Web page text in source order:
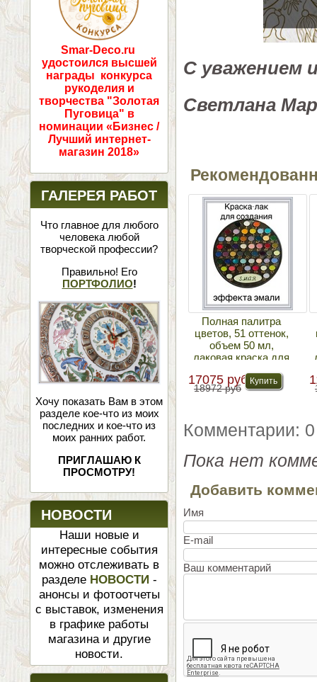
Smar-Deco.ru
удостоился высшей
награды конкурса
рукоделия и
творчества "Золотая
Пуговица" в
номинации «Бизнес /
Лучший интернет-
магазин 2018»
ГАЛЕРЕЯ РАБОТ
Что главное для любого
человека любой
творческой профессии?
Правильно! Его
ПОРТФОЛИО!
Хочу показать Вам в этом
разделе кое-что из моих
последних и кое-что из
моих ранних работ.
ПРИГЛАШАЮ К
ПРОСМОТРУ!
НОВОСТИ
Наши новые и
интересные события
можно отслеживать в
разделе НОВОСТИ -
анонсы и фотоотчеты
с выставок, изменения
в графике работы
магазина и другие
новости.
С уважением
Светлана
Полная палитра
цветов, 51 оттенок,
объем 50 мл,
лаковая краска для
17075 руб
18972 руб
Комментарии: 0
Пока нет
Добавить
Имя
E-mail
Ваш комментарий